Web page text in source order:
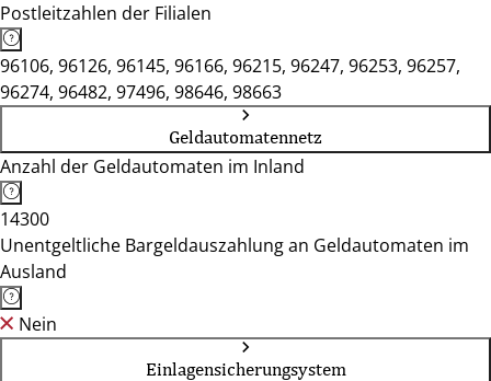
Postleitzahlen der Filialen
96106, 96126, 96145, 96166, 96215, 96247, 96253, 96257,
96274, 96482, 97496, 98646, 98663
Geldautomatennetz
Anzahl der Geldautomaten im Inland
14300
Unentgeltliche Bargeldauszahlung an Geldautomaten im
Ausland
Nein
Einlagensicherungsystem